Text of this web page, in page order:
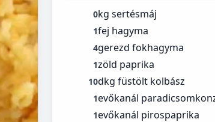
0kg sertésmáj
1fej hagyma
4gerezd fokhagyma
1zöld paprika
10dkg füstölt kolbász
1evőkanál
1evőkanál pirospaprika